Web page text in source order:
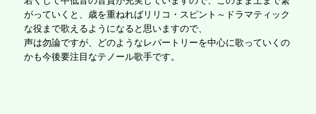
がっていくと、歳を重ねればリリコ・スピント～ドラマティック
な役まで歌えるようになると思いますので、
声は勿論ですが、どのようなレパートリーを中心に歌っていくの
かも今後要注目なテノール歌手です。